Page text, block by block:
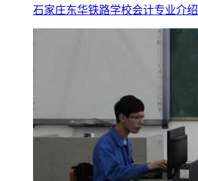
石家庄东华铁路学校会计专业介绍